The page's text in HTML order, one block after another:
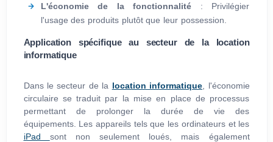
L'économie de la fonctionnalité : Privilégier
l'usage des produits plutôt que leur possession.
Application spécifique au secteur de la location
informatique
Dans le secteur de la location informatique , l'économie
circulaire se traduit par la mise en place de processus
permettant de prolonger la durée de vie des
équipements. Les appareils tels que les ordinateurs et les
iPad sont non seulement loués, mais également